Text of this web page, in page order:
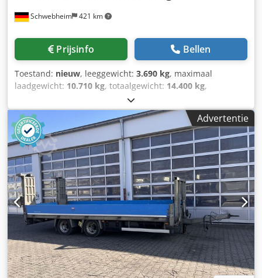
gegevens op aanvraag! Csdpfxezr Sbzs Aiterf
Schwebheim 421 km
Prijsinfo Bellen
Toestand: nieuw, leeggewicht: 3.690 kg, maximaal
laadgewicht: 10.710 kg, totaalgewicht: 14.400 kg,
, laadruimte lengte:
laadruimtebreedte:2.470 mm, ophanging:staal,
bandenmaten:
215 /75 R 17,5, kleur:
, soort
overbrenging:overig , voorbandmaat:215 /75 R 17,5,
achterbandmaat:215/75 R 17,5, bestuurderscabine:
overig, emissieklasse:geen , brandstof:biodiesel,
Uitrusting:ABS, luchtdrukrem, 400 mm zijwanden,
chassis: thermisch verzinkt, houten vloer, 10 sjorogen, 2
oprijplaten (2.500 mm x 500 mm), oprijplaten met
veerassistentie, dubbele montage: 8x 215/75 R 17,5, lier
met versnellingssteun met last- en snelstand, vooraan, 2
neerklapbare steunpoten achteraan, laadhoogte beladen
ca. 850 mm. -- Drukfouten, vergissingen en wijzigingen
voorbehouden, voorbeeldafbeeldingen --, Meer gegevens
onder: !, Meer details: ! Crodpfx Aszr Sa Deitof
Advertentie